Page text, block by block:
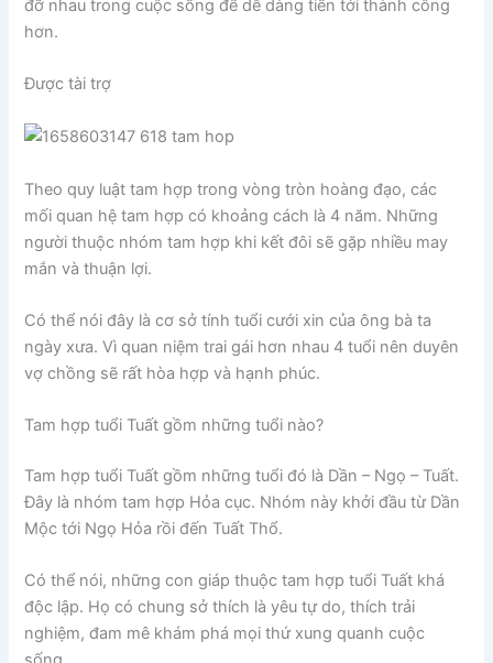
đỡ nhau trong cuộc sống để dễ dàng tiến tới thành công
hơn.
Được tài trợ
Theo quy luật tam hợp trong vòng tròn hoàng đạo, các
mối quan hệ tam hợp có khoảng cách là 4 năm. Những
người thuộc nhóm tam hợp khi kết đôi sẽ gặp nhiều may
mắn và thuận lợi.
Có thể nói đây là cơ sở tính tuổi cưới xin của ông bà ta
ngày xưa. Vì quan niệm trai gái hơn nhau 4 tuổi nên duyên
vợ chồng sẽ rất hòa hợp và hạnh phúc.
Tam hợp tuổi Tuất gồm những tuổi nào?
Tam hợp tuổi Tuất gồm những tuổi đó là Dần – Ngọ – Tuất.
Đây là nhóm tam hợp Hỏa cục. Nhóm này khởi đầu từ Dần
Mộc tới Ngọ Hỏa rồi đến Tuất Thổ.
Có thể nói, những con giáp thuộc tam hợp tuổi Tuất khá
độc lập. Họ có chung sở thích là yêu tự do, thích trải
nghiệm, đam mê khám phá mọi thứ xung quanh cuộc